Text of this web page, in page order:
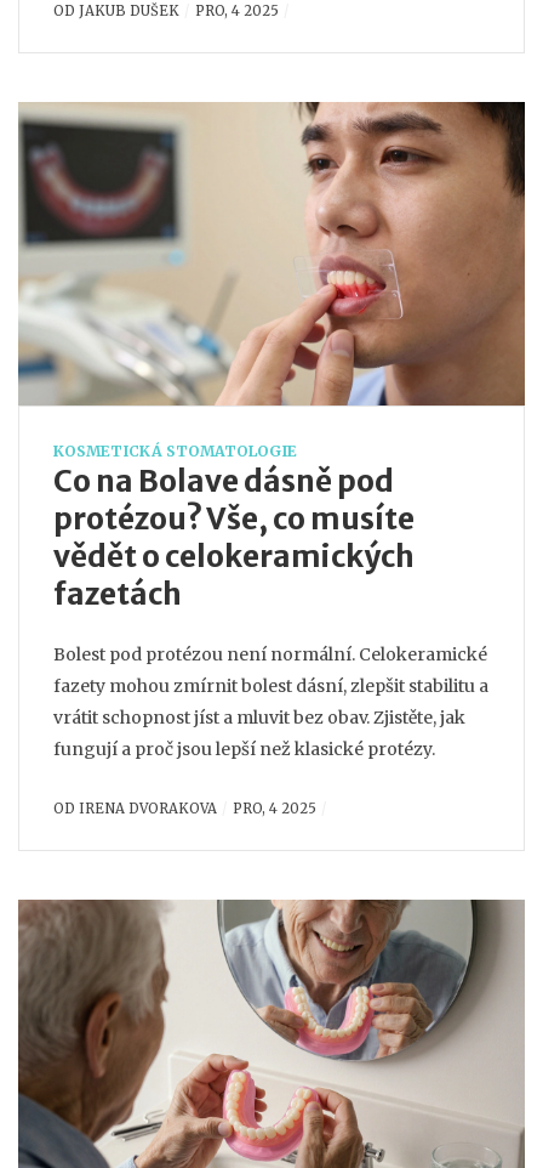
OD JAKUB DUŠEK PRO, 4 2025
KOSMETICKÁ STOMATOLOGIE
Co na Bolave dásně pod
protézou? Vše, co musíte
vědět o celokeramických
fazetách
Bolest pod protézou není normální. Celokeramické
fazety mohou zmírnit bolest dásní, zlepšit stabilitu a
vrátit schopnost jíst a mluvit bez obav. Zjistěte, jak
fungují a proč jsou lepší než klasické protézy.
OD IRENA DVORAKOVA PRO, 4 2025